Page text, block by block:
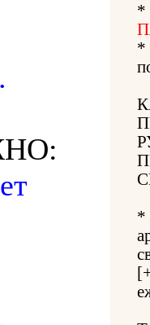
*
*
*